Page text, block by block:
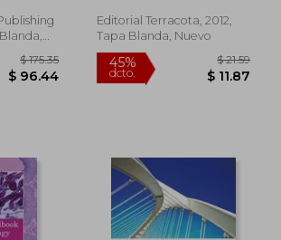
$ 280.86
$ 168.52
40%
dcto. $
Editorial Terracota, 2012,
Tapa Blanda, Nuevo